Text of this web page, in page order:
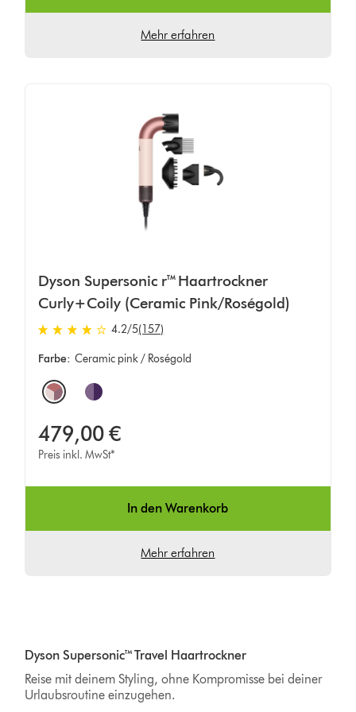
Mehr erfahren
Dyson Supersonic r™ Haartrockner
Curly+Coily (Ceramic Pink/Roségold)
4.2 von 5 Sternen in 157 Bewertungen
4.2/5(157)
Farbe:Ceramic pink / Roségold
Options
479,00 €
Preis inkl. MwSt*
In den Warenkorb
Mehr erfahren
Dyson Supersonic™ Travel Haartrockner
Reise mit deinem Styling, ohne Kompromisse bei deiner
Urlaubsroutine einzugehen.